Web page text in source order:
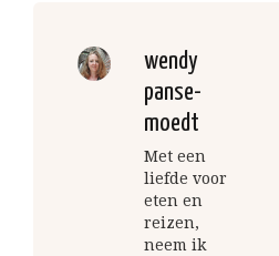
wendy
panse-
moedt
Met een
liefde voor
eten en
reizen,
neem ik